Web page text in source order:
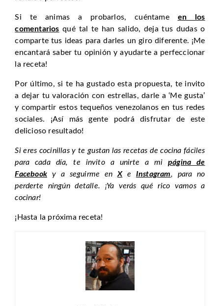
Si te animas a probarlos, cuéntame en los
comentarios qué tal te han salido, deja tus dudas o
comparte tus ideas para darles un giro diferente. ¡Me
encantará saber tu opinión y ayudarte a perfeccionar
la receta!
Por último, si te ha gustado esta propuesta, te invito
a dejar tu valoración con estrellas, darle a ‘Me gusta’
y compartir estos tequeños venezolanos en tus redes
sociales. ¡Así más gente podrá disfrutar de este
delicioso resultado!
Si eres cocinillas y te gustan las recetas de cocina fáciles
para cada día, te invito a unirte a mipágina de
Facebook y a seguirme enXe Instagram, para no
perderte ningún detalle. ¡Ya verás qué rico vamos a
cocinar!
¡Hasta la próxima receta!